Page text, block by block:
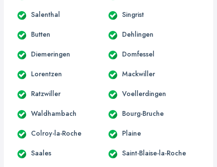
Salenthal Singrist
Butten Dehlingen
Diemeringen Domfessel
Lorentzen Mackwiller
Ratzwiller Voellerdingen
Waldhambach Bourg-Bruche
Colroy-la-Roche Plaine
Saales Saint-Blaise-la-Roche